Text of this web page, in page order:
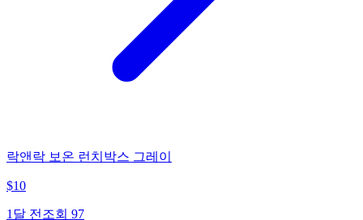
락앤락 보온 런치박스 그레이
$10
1달 전 조회 97